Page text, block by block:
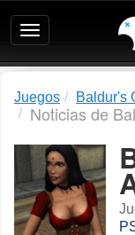
Ultimagame:
Revista
de
Juegos Baldur's
Noticias de